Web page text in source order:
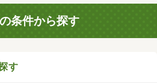
条件から探す
す